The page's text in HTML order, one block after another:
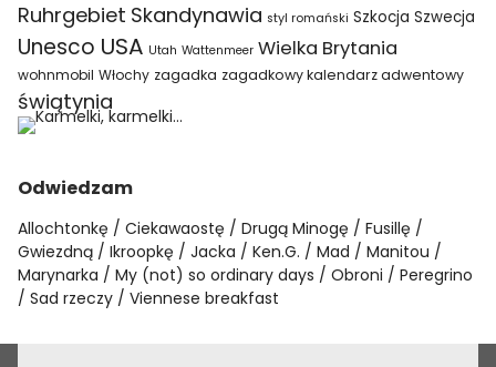
Ruhrgebiet Skandynawia styl romański Szkocja Szwecja
Unesco USA Utah Wattenmeer Wielka Brytania
wohnmobil Włochy zagadka zagadkowy kalendarz adwentowy
świątynia
Odwiedzam
Allochtonkę Ciekawaostę Drugą Minogę
Fusillę
Gwiezdną
Ikroopkę Jacka Ken.G. Mad
Manitou
Marynarka
My (not) so ordinary days Obroni
Peregrino
Sad rzeczy
Viennese breakfast